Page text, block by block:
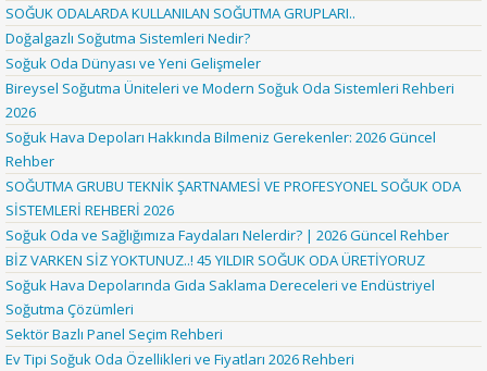
SOĞUK ODALARDA KULLANILAN SOĞUTMA GRUPLARI..
Doğalgazlı Soğutma Sistemleri Nedir?
Soğuk Oda Dünyası ve Yeni Gelişmeler
Bireysel Soğutma Üniteleri ve Modern Soğuk Oda Sistemleri Rehberi
2026
Soğuk Hava Depoları Hakkında Bilmeniz Gerekenler: 2026 Güncel
Rehber
SOĞUTMA GRUBU TEKNİK ŞARTNAMESİ VE PROFESYONEL SOĞUK ODA
SİSTEMLERİ REHBERİ 2026
Soğuk Oda ve Sağlığımıza Faydaları Nelerdir? | 2026 Güncel Rehber
BİZ VARKEN SİZ YOKTUNUZ..! 45 YILDIR SOĞUK ODA ÜRETİYORUZ
Soğuk Hava Depolarında Gıda Saklama Dereceleri ve Endüstriyel
Soğutma Çözümleri
Sektör Bazlı Panel Seçim Rehberi
Ev Tipi Soğuk Oda Özellikleri ve Fiyatları 2026 Rehberi